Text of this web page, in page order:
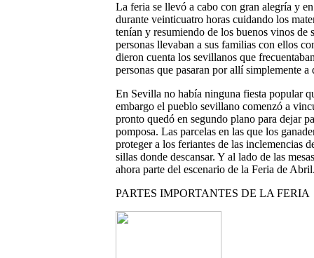
La feria se llevó a cabo con gran alegría y
durante veinticuatro horas cuidando los
tenían y resumiendo de los buenos vinos de
personas llevaban a sus familias con ellos
dieron cuenta los sevillanos que
personas que pasaran por allí simplemente
En Sevilla no había ninguna fiesta popular
embargo el pueblo sevillano comenzó a
pronto quedó en segundo plano para dejar
pomposa. Las parcelas en las que los
proteger a los feriantes de las inclemencias
sillas donde descansar. Y al lado de las
ahora parte del escenario de la Feria de
PARTES IMPORTANTES DE LA FERIA